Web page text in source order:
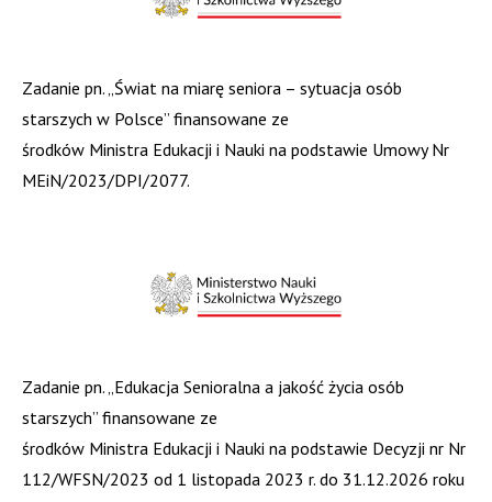
Zadanie pn. „Świat na miarę seniora – sytuacja osób
starszych w Polsce” finansowane ze
środków Ministra Edukacji i Nauki na podstawie Umowy Nr
MEiN/2023/DPI/2077.
Zadanie pn. „Edukacja Senioralna a jakość życia osób
starszych” finansowane ze
środków Ministra Edukacji i Nauki na podstawie Decyzji nr Nr
112/WFSN/2023 od 1 listopada 2023 r. do 31.12.2026 roku